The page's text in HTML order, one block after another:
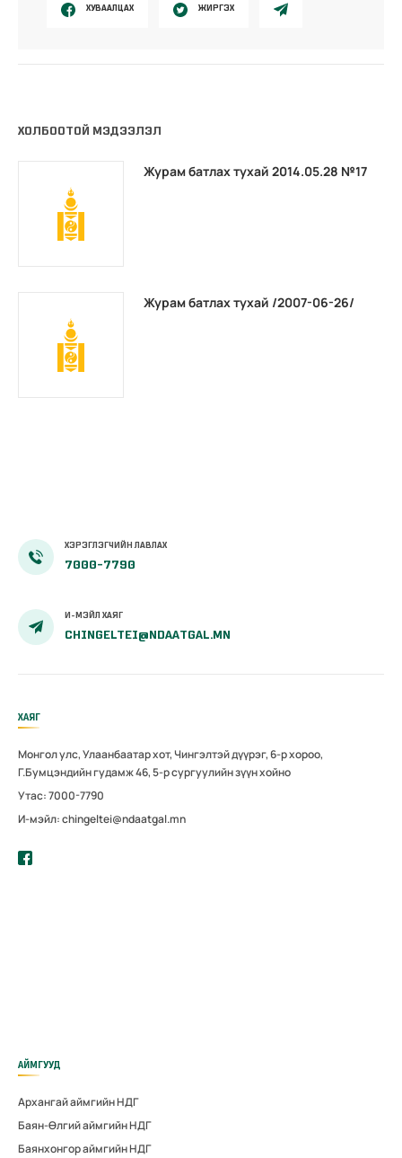
ХУВААЛЦАХ ЖИРГЭХ
ХОЛБООТОЙ МЭДЭЭЛЭЛ
Журам батлах тухай 2014.05.28 №17
Журам батлах тухай /2007-06-26/
ХЭРЭГЛЭГЧИЙН ЛАВЛАХ
7000-7790
И-МЭЙЛ ХАЯГ
CHINGELTEI@NDAATGAL.MN
ХАЯГ
Монгол улс, Улаанбаатар хот, Чингэлтэй дүүрэг, 6-р хороо,
Г.Бумцэндийн гудамж 46, 5-р сургуулийн зүүн хойно
Утас: 7000-7790
И-мэйл: chingeltei@ndaatgal.mn
АЙМГУУД
Архангай аймгийн НДГ
Баян-Өлгий аймгийн НДГ
Баянхонгор аймгийн НДГ